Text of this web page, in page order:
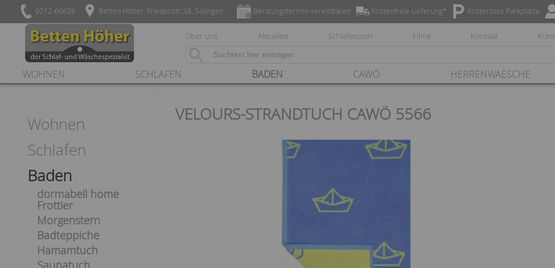
0212-60626 Betten Höher, Friedenstr.38, Solingen Kostenlose Parkplätze
Kostenfreie Lieferung*
Beratungstermin vereinbaren
Über uns Aktuelles Schlafwissen Filme Kontakt
WOHNEN SCHLAFEN BADEN CAWÖ HERRENWAESCHE
Wohnen
Schlafen
Baden
dormabell home
Frottier
Morgenstern
Badteppiche
Hamamtuch
Saunatuch
VELOURS-STRANDTUCH CAWÖ 5566